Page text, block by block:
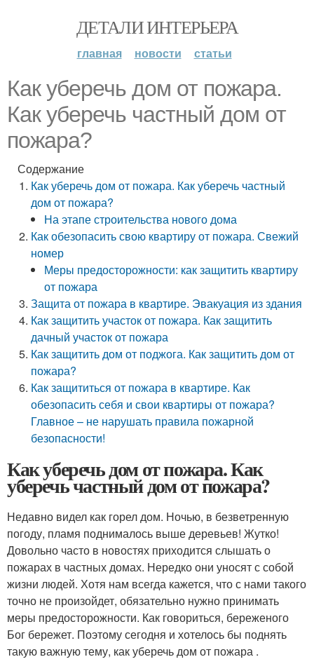
ДЕТАЛИ ИНТЕРЬЕРА
главная новости статьи
Как уберечь дом от пожара.
Как уберечь частный дом от
пожара?
Содержание
Как уберечь дом от пожара. Как уберечь частный
дом от пожара?
На этапе строительства нового дома
Как обезопасить свою квартиру от пожара. Свежий
номер
Меры предосторожности: как защитить квартиру
от пожара
Защита от пожара в квартире. Эвакуация из здания
Как защитить участок от пожара. Как защитить
дачный участок от пожара
Как защитить дом от поджога. Как защитить дом от
пожара?
Как защититься от пожара в квартире. Как
обезопасить себя и свои квартиры от пожара?
Главное – не нарушать правила пожарной
безопасности!
Как уберечь дом от пожара. Как
уберечь частный дом от пожара?
Недавно видел как горел дом. Ночью, в безветренную
погоду, пламя поднималось выше деревьев! Жутко!
Довольно часто в новостях приходится слышать о
пожарах в частных домах. Нередко они уносят с собой
жизни людей. Хотя нам всегда кажется, что с нами такого
точно не произойдет, обязательно нужно принимать
меры предосторожности. Как говориться, береженого
Бог бережет. Поэтому сегодня и хотелось бы поднять
такую важную тему, как уберечь дом от пожара .